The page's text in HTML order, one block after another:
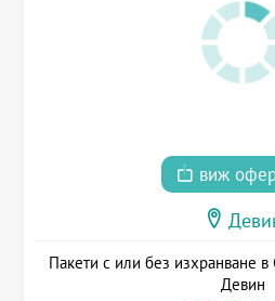
виж
Пакети с или без изхранване
Девин